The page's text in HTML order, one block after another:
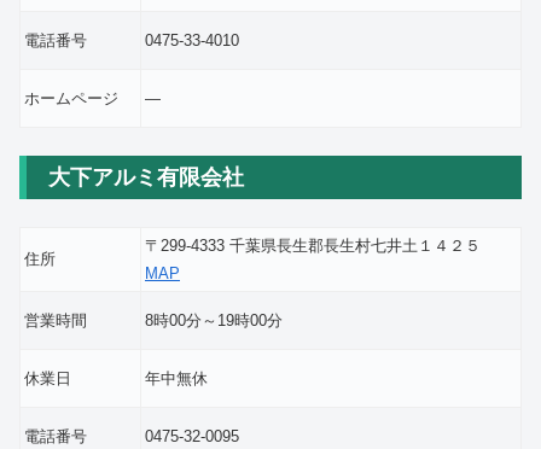
電話番号 0475-33-4010
ホームページ ―
大下アルミ有限会社
住所
〒299-4333 千葉県長生郡長生村七井土１４２５
MAP
営業時間 8時00分～19時00分
休業日 年中無休
電話番号 0475-32-0095